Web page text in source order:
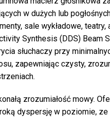
w dużych lub
sale wykładowe,
Synthesis (DDS) Beam
słuchaczy przy
zapewniając czysty,
zrozumiałość mowy.
dyspersję w poziomie,